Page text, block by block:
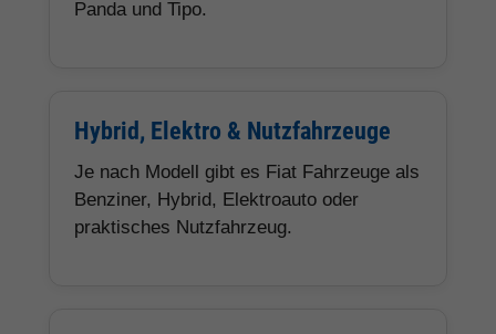
Panda und Tipo.
Hybrid, Elektro & Nutzfahrzeuge
Je nach Modell gibt es Fiat Fahrzeuge als
Benziner, Hybrid, Elektroauto oder
praktisches Nutzfahrzeug.